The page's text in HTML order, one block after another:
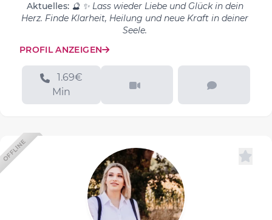
Aktuelles: 🔮 ✨ Lass wieder Liebe und Glück in dein
Herz. Finde Klarheit, Heilung und neue Kraft in deiner
Seele.
PROFIL ANZEIGEN
1.69€
Min
OFFLINE